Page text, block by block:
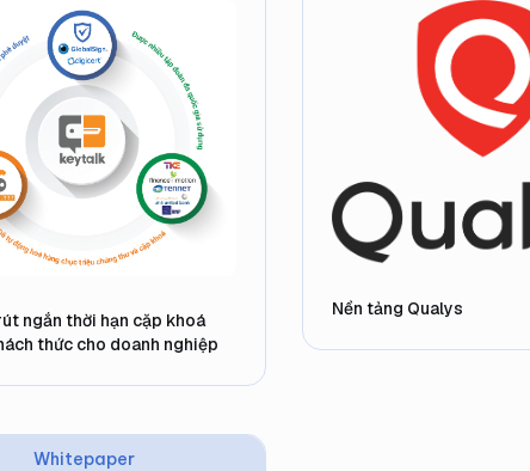
ngắn thời hạn cặp khoá
thức cho doanh nghiệp
Nền tảng Qualys
Whitepaper